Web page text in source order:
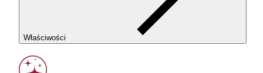
Właściwości